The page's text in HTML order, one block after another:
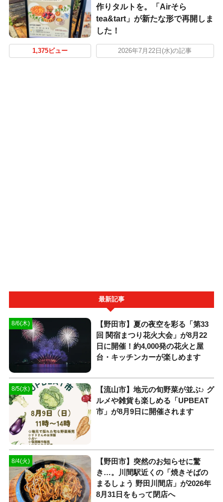
作りタルトを。「Airそら
tea&tart」が新たな形で再開しま
した！
1,375ビュー 2026年7月22日(水)の記事
最新記事
8/6(木)
【野田市】夏の夜空を彩る「第33
回 関宿まつり花火大会」が8月22
日に開催！約4,000発の花火と屋
台・キッチンカーが楽しめます
8/5(水)
【流山市】地元の旬野菜が並ぶ♪ グ
ルメや雑貨も楽しめる「UPBEAT
市」が8月9日に開催されます
8/4(火)
【野田市】突然のお知らせに驚
き…。川間駅近くの「焼きそばの
まるしょう 野田川間店」が2026年
8月31日をもって閉店へ